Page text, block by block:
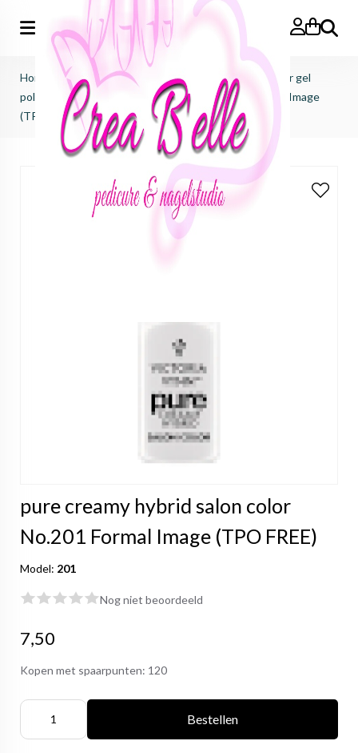
Zoeken
Home Victoria Vynn>
Pure creamy hybrid salon color gel
polish
pure creamy hybrid salon color No.201 Formal Image
(TPO FREE)
pure creamy hybrid salon color
No.201 Formal Image (TPO FREE)
Model: 201
Nog niet beoordeeld
7,50
Kopen met spaarpunten: 120
Bestellen